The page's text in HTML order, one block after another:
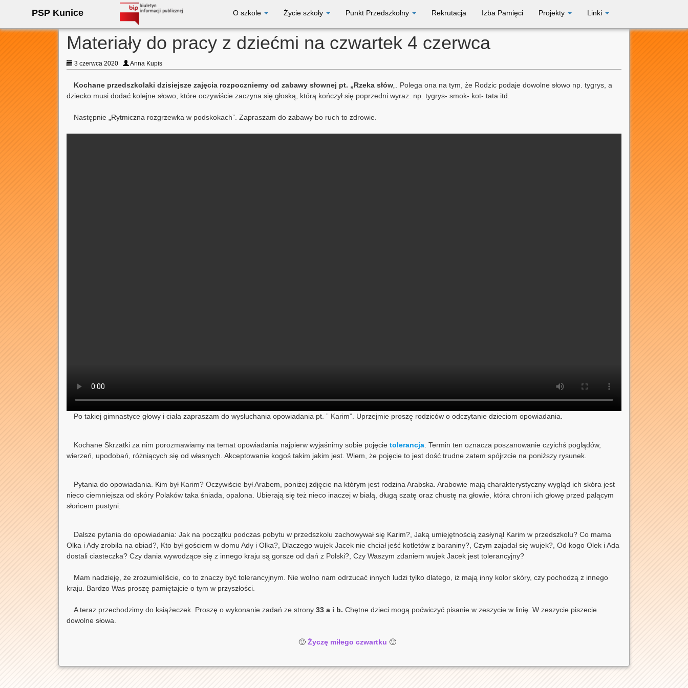
PSP Kunice O szkole Życie szkoły Punkt Przedszkolny Rekrutacja Izba Pamięci Projekty Linki
Materiały do pracy z dziećmi na czwartek 4 czerwca
3 czerwca 2020 Anna Kupis
Kochane przedszkolaki dzisiejsze zajęcia rozpoczniemy od zabawy słownej pt. „Rzeka słów „. Polega ona na tym, że Rodzic podaje dowolne słowo np. tygrys, a
dziecko musi dodać kolejne słowo, które oczywiście zaczyna się głoską, którą kończył się poprzedni wyraz. np. tygrys- smok- kot- tata itd.
Następnie „Rytmiczna rozgrzewka w podskokach”. Zapraszam do zabawy bo ruch to zdrowie.
Po takiej gimnastyce głowy i ciała zapraszam do wysłuchania opowiadania pt. ” Karim”. Uprzejmie proszę rodziców o odczytanie dzieciom opowiadania.
Kochane Skrzatki za nim porozmawiamy na temat opowiadania najpierw wyjaśnimy sobie pojęcietolerancja . Termin ten oznacza poszanowanie czyichś poglądów,
wierzeń, upodobań, różniących się od własnych. Akceptowanie kogoś takim jakim jest. Wiem, że pojęcie to jest dość trudne zatem spójrzcie na poniższy rysunek.
Pytania do opowiadania. Kim był Karim? Oczywiście był Arabem, poniżej zdjęcie na którym jest rodzina Arabska. Arabowie mają charakterystyczny wygląd ich skóra jest
nieco ciemniejsza od skóry Polaków taka śniada, opalona. Ubierają się też nieco inaczej w białą, długą szatę oraz chustę na głowie, która chroni ich głowę przed palącym
słońcem pustyni.
Dalsze pytania do opowiadania: Jak na początku podczas pobytu w przedszkolu zachowywał się Karim?, Jaką umiejętnością zasłynął Karim w przedszkolu? Co mama
Olka i Ady zrobiła na obiad?, Kto był gościem w domu Ady i Olka?, Dlaczego wujek Jacek nie chciał jeść kotletów z baraniny?, Czym zajadał się wujek?, Od kogo Olek i Ada
dostali ciasteczka? Czy dania wywodzące się z innego kraju są gorsze od dań z Polski?, Czy Waszym zdaniem wujek Jacek jest tolerancyjny?
Mam nadzieję, że zrozumieliście, co to znaczy być tolerancyjnym. Nie wolno nam odrzucać innych ludzi tylko dlatego, iż mają inny kolor skóry, czy pochodzą z innego
kraju. Bardzo Was proszę pamiętajcie o tym w przyszłości.
A teraz przechodzimy do książeczek. Proszę o wykonanie zadań ze strony33 a i b. Chętne dzieci mogą poćwiczyć pisanie w zeszycie w linię. W zeszycie piszecie
dowolne słowa.
🙂Życzę miłego czwartku 🙂